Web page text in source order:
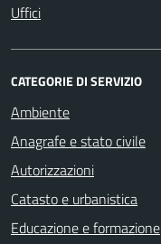
Uffici
CATEGORIE DI SERVIZIO
Ambiente
Anagrafe e stato civile
Autorizzazioni
Catasto e urbanistica
Educazione e formazione